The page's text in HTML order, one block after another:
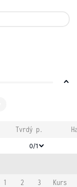
Tvrdý p.
0/1
1 2 3
Kurs